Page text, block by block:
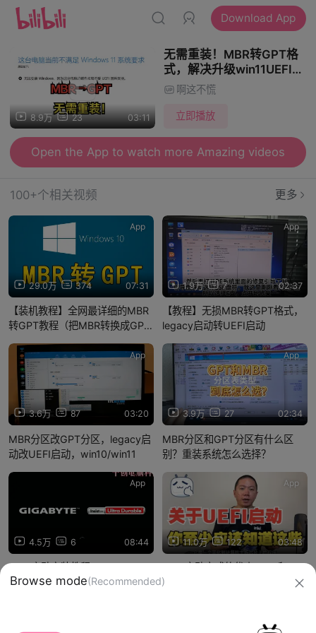
Download App
8.9万 23 03:11
无需重装！MBR转GPT格
式，解决升级win11UEFI固
件问题
啊这不慌
立即播放
Open the App to watch more Amazing videos
100+个相关视频 更多
29.0万 374 07:31
App
【装机教程】全网最详细的MBR
转GPT教程（把MBR转换成GPT
1.9万 7 02:37
App
【教程】无损MBR转GPT格式，
legacy启动转UEFI启动
3.6万 87 03:20
App
MBR分区改GPT分区，legacy启
动改UEFI启动，win10/win11
3.9万 27 02:34
App
MBR分区和GPT分区有什么区
别？重装系统怎么选择？
4.5万 6 08:44
App
UEFI启动安装教程
11.0万 122 03:48
App
UEFI启动方式的优点BIOS和
UEFI的区别MBR和GPT的区别